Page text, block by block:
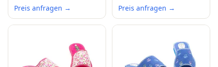
Preis anfragen →
Preis anfragen →